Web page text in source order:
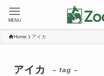
MENU
Home アイカ
アイカ – tag –